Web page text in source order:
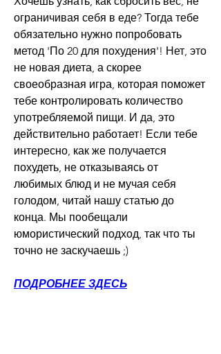
ограничивая себя в еде? Тогда тебе
обязательно нужно попробовать
метод 'По 20 для похудения'! Нет, это
не новая диета, а скорее
своеобразная игра, которая поможет
тебе контролировать количество
употребляемой пищи. И да, это
действительно работает! Если тебе
интересно, как же получается
похудеть, не отказываясь от
любимых блюд и не мучая себя
голодом, читай нашу статью до
конца. Мы пообещали
юмористический подход, так что ты
точно не заскучаешь ;)
ПОДРОБНЕЕ ЗДЕСЬ